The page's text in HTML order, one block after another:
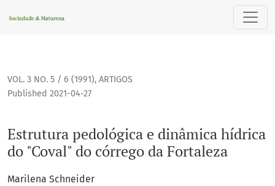
Estrutura pedológica e dinâmica hídrica do "Coval" do
VOL. 3 NO. 5 / 6 (1991), ARTIGOS
Estrutura pedológica e dinâmica hídrica
do "Coval" do córrego da Fortaleza
Published 2021-04-27
Marilena Schneider